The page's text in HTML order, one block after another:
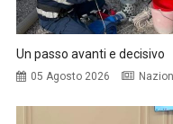
Un passo avanti e decisivo
05 Agosto 2026